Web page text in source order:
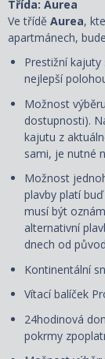
Třída: Aurea
Ve třídě Aurea,
apartmánech,
Prestižní
nejlepší
Možnost
dostupnosti).
kajutu z
sami, je nutné
Možnost
plavby platí
musí být
alternativní
dnech od
Kontinentální
Vítací balíček
24hodinová
pokrmy